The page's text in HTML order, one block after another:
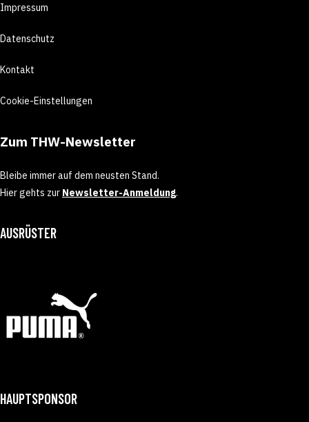
Impressum
Datenschutz
Kontakt
Cookie-Einstellungen
Zum THW-Newsletter
Bleibe immer auf dem neusten Stand.
Hier gehts zur Newsletter-Anmeldung.
AUSRÜSTER
HAUPTSPONSOR